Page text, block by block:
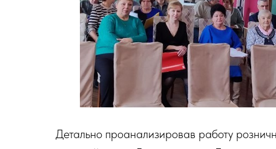
Детально проанализировав работу